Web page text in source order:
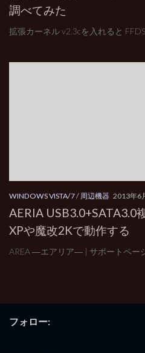
調べてみた
拡張カーネル v2.3cを入れると
WINDOWS VISTA/7/ 周辺機器 2013年6
AERIA USB3.0+SATA3.0
XPや魔改2Kで動作する
AREA ―エアリア― | サポートペー
フォロー: